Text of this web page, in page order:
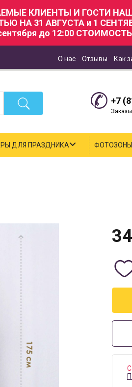
КЛИЕНТЫ И ГОСТИ
НА 31 АВГУСТА и 1
до 12:00
О нас Отзывы Как
+7
ДЛЯ ПРАЗДНИКА ФОТОЗОНЫ